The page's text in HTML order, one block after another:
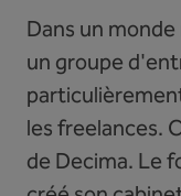
Dans un
un groupe
les freelances.
de Decima. Le